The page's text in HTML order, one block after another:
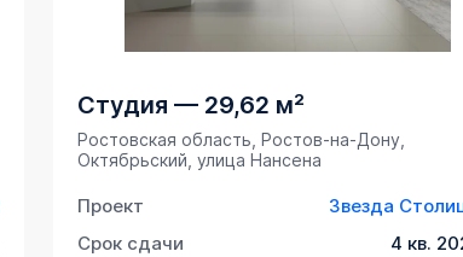
Студия — 29,62 м²
Ростовская область, Ростов-на-Дону,
Октябрьский, улица Нансена
Проект
Звезда
Срок сдачи
4 кв.